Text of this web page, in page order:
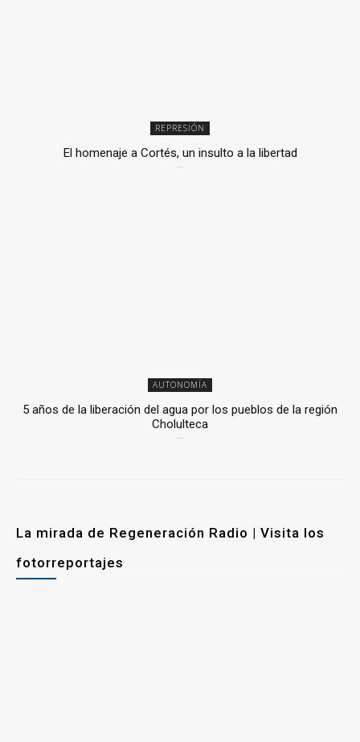
REPRESIÓN
El homenaje a Cortés, un insulto a la libertad
AUTONOMÍA
5 años de la liberación del agua por los pueblos de la región
Cholulteca
La mirada de Regeneración Radio | Visita los
fotorreportajes